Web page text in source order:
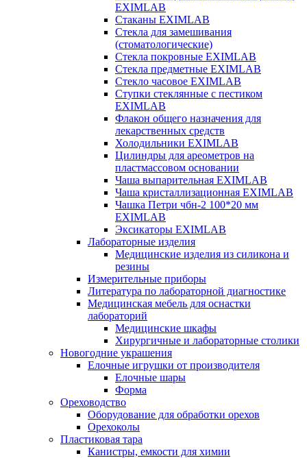
EXIMLAB
Стаканы EXIMLAB
Стекла для замешивания
(стоматологические)
Стекла покровные EXIMLAB
Стекла предметные EXIMLAB
Стекло часовое EXIMLAB
Ступки стеклянные с пестиком
EXIMLAB
Флакон общего назначения для
лекарственных средств
Холодильники EXIMLAB
Цилиндры для ареометров на
пластмассовом основании
Чаша выпарительная EXIMLAB
Чаша кристаллизационная EXIMLAB
Чашка Петри чбн-2 100*20 мм
EXIMLAB
Эксикаторы EXIMLAB
Лабораторные изделия
Медицинские изделия из силикона и
резины
Измерительные приборы
Литература по лабораторной диагностике
Медицинская мебель для оснастки
лабораторий
Медицинские шкафы
Хирургичные и лабораторные столики
Новогодние украшения
Елочные игрушки от производителя
Елочные шары
Форма
Ореховодство
Оборудование для обработки орехов
Орехоколы
Пластиковая тара
Канистры, емкости для химии